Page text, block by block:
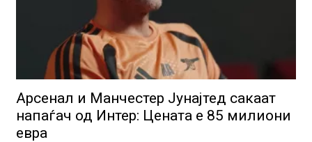
Арсенал и Манчестер Јунајтед сакаат
напаѓач од Интер: Цената е 85 милиони
евра